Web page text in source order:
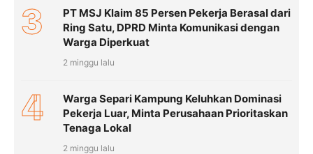
3
PT MSJ Klaim 85 Persen Pekerja Berasal dari
Ring Satu, DPRD Minta Komunikasi dengan
Warga Diperkuat
2 minggu lalu
4
Warga Separi Kampung Keluhkan Dominasi
Pekerja Luar, Minta Perusahaan Prioritaskan
Tenaga Lokal
2 minggu lalu